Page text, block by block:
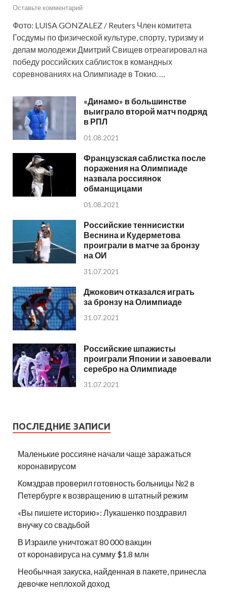
Оставьте комментарий
Фото: LUISA GONZALEZ / Reuters Член комитета
Госдумы по физической культуре, спорту, туризму и
делам молодежи Дмитрий Свищев отреагировал на
победу российских саблисток в командных
соревнованиях на Олимпиаде в Токио. …
«Динамо» в большинстве
выиграло второй матч подряд
в РПЛ
01.08.2021
Французская саблистка после
поражения на Олимпиаде
назвала россиянок
обманщицами
01.08.2021
Российские теннисистки
Веснина и Кудерметова
проиграли в матче за бронзу
на ОИ
31.07.2021
Джокович отказался играть
за бронзу на Олимпиаде
31.07.2021
Российские шпажисты
проиграли Японии и завоевали
серебро на Олимпиаде
31.07.2021
ПОСЛЕДНИЕ ЗАПИСИ
Маленькие россияне начали чаще заражаться
коронавирусом
Комздрав проверил готовность больницы №2 в
Петербурге к возвращению в штатный режим
«Вы пишете историю»: Лукашенко поздравил
внучку со свадьбой
В Израиле уничтожат 80 000 вакцин
от коронавируса на сумму $1.8 млн
Необычная закуска, найденная в пакете, принесла
девочке неплохой доход